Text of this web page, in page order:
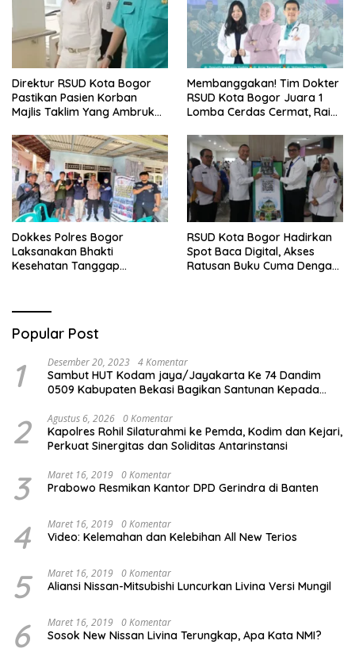
Direktur RSUD Kota Bogor
Pastikan Pasien Korban
Majlis Taklim Yang Ambruk
Perawatan Maksimal
Membanggakan! Tim Dokter
RSUD Kota Bogor Juara 1
Lomba Cerdas Cermat, Raih
Se-Bogor
Dokkes Polres Bogor
Laksanakan Bhakti
Kesehatan Tanggap
RSUD Kota Bogor Hadirkan
Spot Baca Digital, Akses
Ratusan Buku Cuma Dengan
Popular Post
1 Desember 20, 2023 4 Komentar
Sambut HUT Kodam jaya/Jayakarta Ke 74 Dandim
0509 Kabupaten Bekasi Bagikan Santunan Kepada
2 Agustus 6, 2026 0 Komentar
Kapolres Rohil Silaturahmi ke Pemda, Kodim dan Kejari,
Perkuat Sinergitas dan Soliditas Antarinstansi
3 Maret 16, 2019 0 Komentar
Prabowo Resmikan Kantor DPD Gerindra di Banten
4 Maret 16, 2019 0 Komentar
Video: Kelemahan dan Kelebihan All New Terios
5 Maret 16, 2019 0 Komentar
Aliansi Nissan-Mitsubishi Luncurkan Livina Versi Mungil
6 Maret 16, 2019 0 Komentar
Sosok New Nissan Livina Terungkap, Apa Kata NMI?